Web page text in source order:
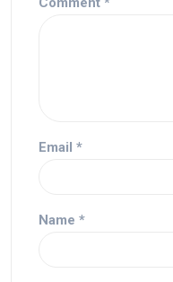
Email *
Name *